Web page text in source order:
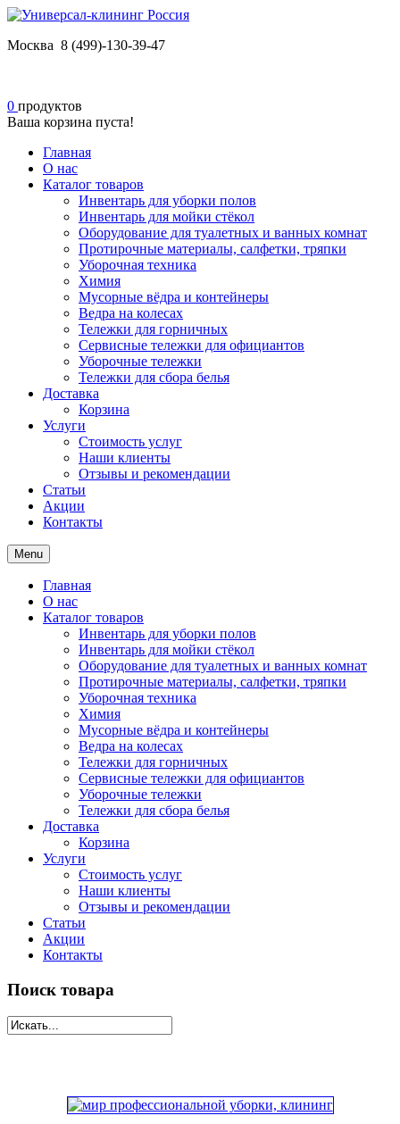
Москва 8 (499)-130-39-47
0 продуктов
Ваша корзина пуста!
Главная
О нас
Каталог товаров
Инвентарь для уборки полов
Инвентарь для мойки стёкол
Оборудование для туалетных и ванных комнат
Протирочные материалы, салфетки, тряпки
Уборочная техника
Химия
Мусорные вёдра и контейнеры
Ведра на колесах
Тележки для горничных
Сервисные тележки для официантов
Уборочные тележки
Тележки для сбора белья
Доставка
Корзина
Услуги
Стоимость услуг
Наши клиенты
Отзывы и рекомендации
Статьи
Акции
Контакты
Menu
Главная
О нас
Каталог товаров
Инвентарь для уборки полов
Инвентарь для мойки стёкол
Оборудование для туалетных и ванных комнат
Протирочные материалы, салфетки, тряпки
Уборочная техника
Химия
Мусорные вёдра и контейнеры
Ведра на колесах
Тележки для горничных
Сервисные тележки для официантов
Уборочные тележки
Тележки для сбора белья
Доставка
Корзина
Услуги
Стоимость услуг
Наши клиенты
Отзывы и рекомендации
Статьи
Акции
Контакты
Поиск товара